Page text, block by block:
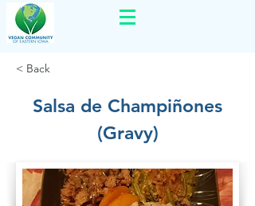
< Back
Salsa de Champiñones
(Gravy)